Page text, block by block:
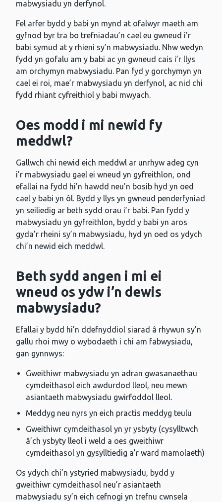
mabwysiadu yn derfynol.
Fel arfer bydd y babi yn mynd at ofalwyr maeth am
gyfnod byr tra bo trefniadau’n cael eu gwneud i’r
babi symud at y rhieni sy’n mabwysiadu. Nhw wedyn
fydd yn gofalu am y babi ac yn gwneud cais i’r llys
am orchymyn mabwysiadu. Pan fyd y gorchymyn yn
cael ei roi, mae’r mabwysiadu yn derfynol, ac nid chi
fydd rhiant cyfreithiol y babi mwyach.
Oes modd i mi newid fy
meddwl?
Gallwch chi newid eich meddwl ar unrhyw adeg cyn
i’r mabwysiadu gael ei wneud yn gyfreithlon, ond
efallai na fydd hi’n hawdd neu’n bosib hyd yn oed
cael y babi yn ôl. Bydd y llys yn gwneud penderfyniad
yn seiliedig ar beth sydd orau i’r babi. Pan fydd y
mabwysiadu yn gyfreithlon, bydd y babi yn aros
gyda’r rheini sy’n mabwysiadu, hyd yn oed os ydych
chi’n newid eich meddwl.
Beth sydd angen i mi ei
wneud os ydw i’n dewis
mabwysiadu?
Efallai y bydd hi’n ddefnyddiol siarad â rhywun sy’n
gallu rhoi mwy o wybodaeth i chi am fabwysiadu,
gan gynnwys:
Gweithiwr mabwysiadu yn adran gwasanaethau
cymdeithasol eich awdurdod lleol, neu mewn
asiantaeth mabwysiadu gwirfoddol lleol.
Meddyg neu nyrs yn eich practis meddyg teulu
Gweithiwr cymdeithasol yn yr ysbyty (cysylltwch
â’ch ysbyty lleol i weld a oes gweithiwr
cymdeithasol yn gysylltiedig a’r ward mamolaeth)
Os ydych chi’n ystyried mabwysiadu, bydd y
gweithiwr cymdeithasol neu’r asiantaeth
mabwysiadu sy’n eich cefnogi yn trefnu cwnsela